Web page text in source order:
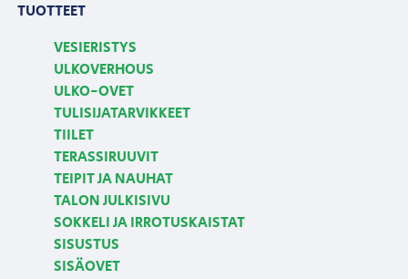
TUOTTEET
VESIERISTYS
ULKOVERHOUS
ULKO-OVET
TULISIJATARVIKKEET
TIILET
TERASSIRUUVIT
TEIPIT JA NAUHAT
TALON JULKISIVU
SOKKELI JA IRROTUSKAISTAT
SISUSTUS
SISÄOVET